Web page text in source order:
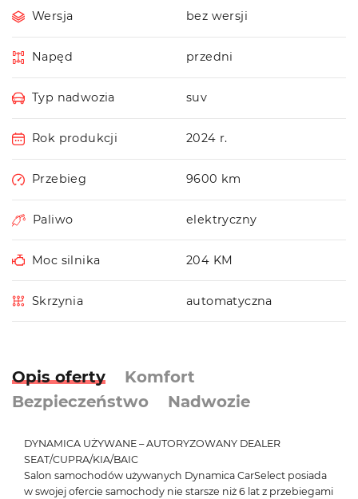
Wersja bez wersji
Napęd przedni
Typ nadwozia suv
Rok produkcji 2024 r.
Przebieg 9600 km
Paliwo elektryczny
Moc silnika 204 KM
Skrzynia automatyczna
Opis oferty
Komfort
Bezpieczeństwo
Nadwozie
DYNAMICA UŻYWANE – AUTORYZOWANY DEALER
SEAT/CUPRA/KIA/BAIC
Salon samochodów używanych Dynamica CarSelect posiada
w swojej ofercie samochody nie starsze niż 6 lat z przebiegami